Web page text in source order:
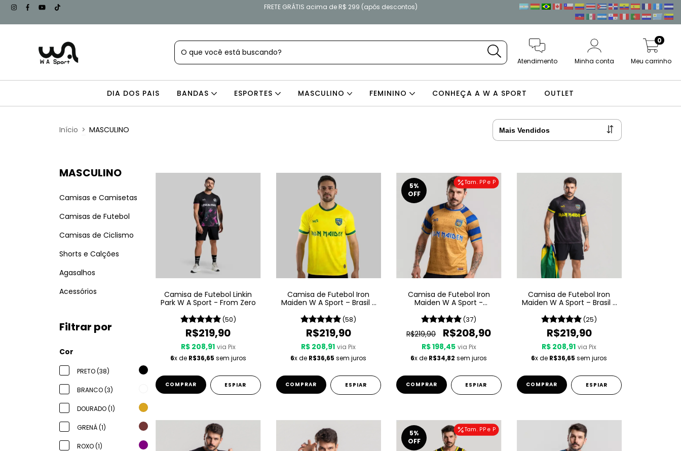
FRETE GRÁTIS acima de R$ 299 (após descontos)
Atendimento Minha conta Meu carrinho
0
DIA DOS PAIS BANDAS ESPORTES MASCULINO FEMININO CONHEÇA A W A SPORT OUTLET
Início > MASCULINO
MASCULINO
Camisas e Camisetas
Camisas de Futebol
Camisas de Ciclismo
Shorts e Calções
Agasalhos
Acessórios
Filtrar por
Cor
PRETO (38)
BRANCO (3)
DOURADO (1)
GRENÁ (1)
ROXO (1)
Camisa de Futebol Linkin
Park W A Sport - From Zero
(50)
R$219,90
R$ 208,91 via Pix
6x de R$36,65 sem juros
COMPRAR ESPIAR
Camisa de Futebol Iron
Maiden W A Sport – Brasil -
(58)
R$219,90
R$ 208,91 via Pix
6x de R$36,65 sem juros
COMPRAR ESPIAR
Tam. PP e P
5%
OFF
Camisa de Futebol Iron
Maiden W A Sport -
(37)
R$219,90 R$208,90
R$ 198,45 via Pix
6x de R$34,82 sem juros
COMPRAR ESPIAR
Camisa de Futebol Iron
Maiden W A Sport – Brasil -
(25)
R$219,90
R$ 208,91 via Pix
6x de R$36,65 sem juros
COMPRAR ESPIAR
Tam. PP e P
5%
OFF